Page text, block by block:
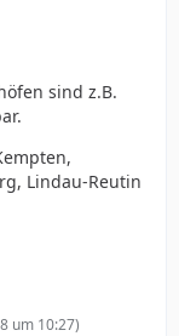
sind z.B.
Lindau-Reutin
um 10:27)